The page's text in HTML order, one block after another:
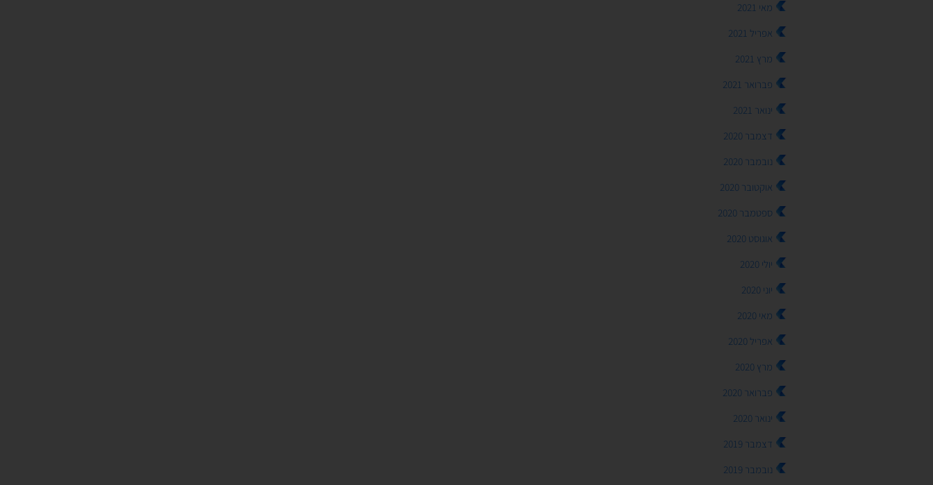
מאי 2021
אפריל 2021
מרץ 2021
פברואר 2021
ינואר 2021
דצמבר 2020
נובמבר 2020
אוקטובר 2020
ספטמבר 2020
אוגוסט 2020
יולי 2020
יוני 2020
מאי 2020
אפריל 2020
מרץ 2020
פברואר 2020
ינואר 2020
דצמבר 2019
נובמבר 2019